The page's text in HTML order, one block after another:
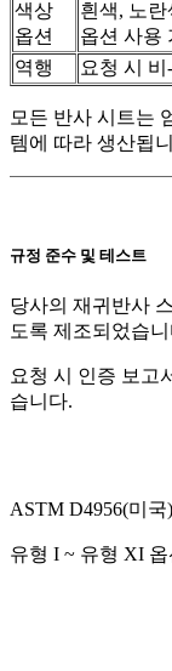
색상
옵션
흰색, 노
옵션 사용
역행
요청 시
모든 반사 시트는
템에 따라 생산됩
규정 준수 및 테스트
당사의 재귀반사
도록 제조되었습니
요청 시 인증 보고
습니다.
ASTM D4956(미국)
유형 I ~ 유형 XI